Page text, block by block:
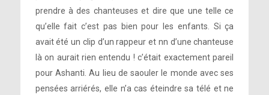
prendre à des chanteuses et dire que une telle ce
qu’elle fait c’est pas bien pour les enfants. Si ça
avait été un clip d’un rappeur et nn d’une chanteuse
là on aurait rien entendu ! c’était exactement pareil
pour Ashanti. Au lieu de saouler le monde avec ses
pensées arriérés, elle n’a cas éteindre sa télé et ne